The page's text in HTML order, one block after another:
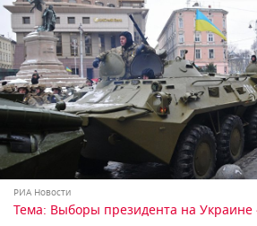
РИА Новости
Тема: Выборы президента на Украине